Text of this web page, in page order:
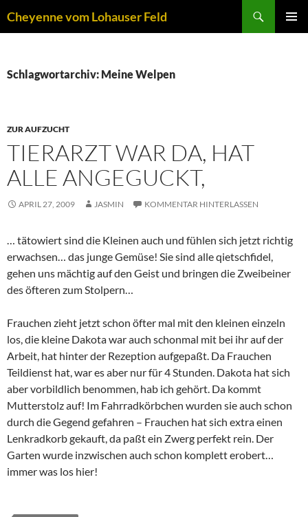
Inhalt
Cheyenne vom Lohauser Feld
Schlagwortarchiv: Meine Welpen
ZUR AUFZUCHT
TIERARZT WAR DA, HAT
ALLE ANGEGUCKT,
APRIL 27, 2009 JASMIN KOMMENTAR HINTERLASSEN
… tätowiert sind die Kleinen auch und fühlen sich jetzt richtig
erwachsen… das junge Gemüse! Sie sind alle qietschfidel,
gehen uns mächtig auf den Geist und bringen die Zweibeiner
des öfteren zum Stolpern…
Frauchen zieht jetzt schon öfter mal mit den kleinen einzeln
los, die kleine Dakota war auch schonmal mit bei ihr auf der
Arbeit, hat hinter der Rezeption aufgepaßt. Da Frauchen
Teildienst hat, war es aber nur für 4 Stunden. Dakota hat sich
aber vorbildlich benommen, hab ich gehört. Da kommt
Mutterstolz auf! Im Fahrradkörbchen wurden sie auch schon
durch die Gegend gefahren – Frauchen hat sich extra einen
Lenkradkorb gekauft, da paßt ein Zwerg perfekt rein. Der
Garten wurde inzwischen auch schon komplett erobert…
immer was los hier!